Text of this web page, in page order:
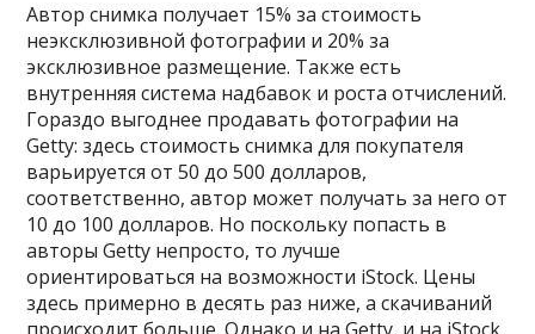
Автор снимка получает 15% за стоимость
неэксклюзивной фотографии и 20% за
эксклюзивное размещение. Также есть
внутренняя система надбавок и роста отчислений.
Гораздо выгоднее продавать фотографии на
Getty: здесь стоимость снимка для покупателя
варьируется от 50 до 500 долларов,
соответственно, автор может получать за него от
10 до 100 долларов. Но поскольку попасть в
авторы Getty непросто, то лучше
ориентироваться на возможности iStock. Цены
здесь примерно в десять раз ниже, а скачиваний